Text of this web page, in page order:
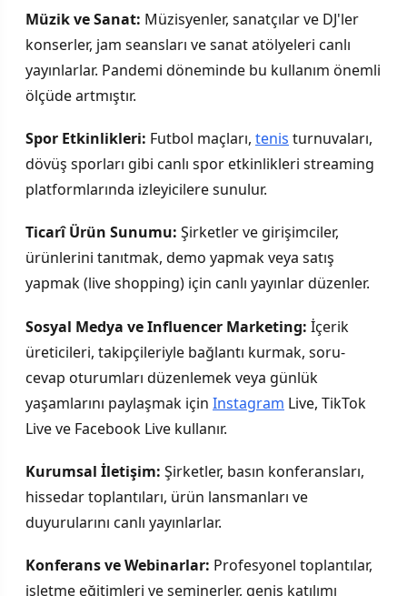
Müzik ve Sanat: Müzisyenler, sanatçılar ve DJ'ler
konserler, jam seansları ve sanat atölyeleri canlı
yayınlarlar. Pandemi döneminde bu kullanım önemli
ölçüde artmıştır.
Spor Etkinlikleri: Futbol maçları, tenis turnuvaları,
dövüş sporları gibi canlı spor etkinlikleri streaming
platformlarında izleyicilere sunulur.
Ticarî Ürün Sunumu: Şirketler ve girişimciler,
ürünlerini tanıtmak, demo yapmak veya satış
yapmak (live shopping) için canlı yayınlar düzenler.
Sosyal Medya ve Influencer Marketing: İçerik
üreticileri, takipçileriyle bağlantı kurmak, soru-
cevap oturumları düzenlemek veya günlük
yaşamlarını paylaşmak için Instagram Live, TikTok
Live ve Facebook Live kullanır.
Kurumsal İletişim: Şirketler, basın konferansları,
hissedar toplantıları, ürün lansmanları ve
duyurularını canlı yayınlarlar.
Konferans ve Webinarlar: Profesyonel toplantılar,
işletme eğitimleri ve seminerler, geniş katılımı